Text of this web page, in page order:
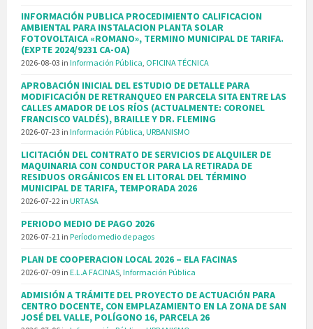
INFORMACIÓN PUBLICA PROCEDIMIENTO CALIFICACION
AMBIENTAL PARA INSTALACION PLANTA SOLAR
FOTOVOLTAICA «ROMANO», TERMINO MUNICIPAL DE TARIFA.
(EXPTE 2024/9231 CA-OA)
2026-08-03 in Información Pública, OFICINA TÉCNICA
APROBACIÓN INICIAL DEL ESTUDIO DE DETALLE PARA
MODIFICACIÓN DE RETRANQUEO EN PARCELA SITA ENTRE LAS
CALLES AMADOR DE LOS RÍOS (ACTUALMENTE: CORONEL
FRANCISCO VALDÉS), BRAILLE Y DR. FLEMING
2026-07-23 in Información Pública, URBANISMO
LICITACIÓN DEL CONTRATO DE SERVICIOS DE ALQUILER DE
MAQUINARIA CON CONDUCTOR PARA LA RETIRADA DE
RESIDUOS ORGÁNICOS EN EL LITORAL DEL TÉRMINO
MUNICIPAL DE TARIFA, TEMPORADA 2026
2026-07-22 in URTASA
PERIODO MEDIO DE PAGO 2026
2026-07-21 in Período medio de pagos
PLAN DE COOPERACION LOCAL 2026 – ELA FACINAS
2026-07-09 in E.L.A FACINAS, Información Pública
ADMISIÓN A TRÁMITE DEL PROYECTO DE ACTUACIÓN PARA
CENTRO DOCENTE, CON EMPLAZAMIENTO EN LA ZONA DE SAN
JOSÉ DEL VALLE, POLÍGONO 16, PARCELA 26